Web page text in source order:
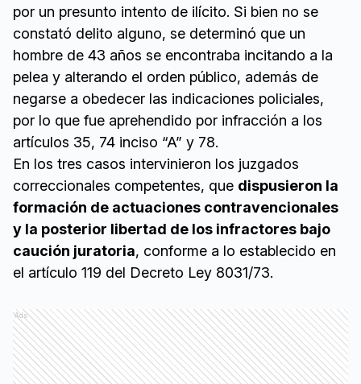
por un presunto intento de ilícito. Si bien no se
constató delito alguno, se determinó que un
hombre de 43 años se encontraba incitando a la
pelea y alterando el orden público, además de
negarse a obedecer las indicaciones policiales,
por lo que fue aprehendido por infracción a los
artículos 35, 74 inciso “A” y 78.
En los tres casos intervinieron los juzgados
correccionales competentes, que dispusieron la
formación de actuaciones contravencionales
y la posterior libertad de los infractores bajo
caución juratoria, conforme a lo establecido en
el artículo 119 del Decreto Ley 8031/73.
Ads